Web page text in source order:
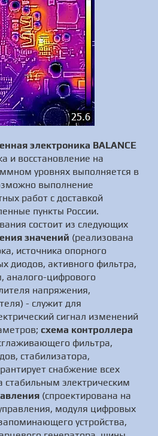
электроника BALANCE
и восстановление на
уровнях выполняется в
выполнение
работ с доставкой
пункты России.
состоит из следующих
значений (реализована
источника опорного
диодов, активного фильтра,
аналого-цифрового
напряжения,
- служит для
сигнал изменений
схема контроллера
фильтра,
стабилизатора,
снабжение всех
стабильным электрическим
(спроектирована на
модуля цифровых
устройства,